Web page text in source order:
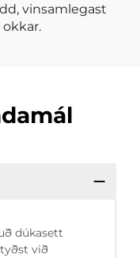
vinsamlegast
dúkasett
við